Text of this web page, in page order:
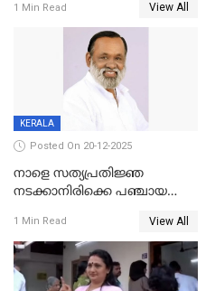
അന്വേഷിക്കും
1 Min Read View All
KERALA
Posted On 20-12-2025
നാളെ സത്യപ്രതിജ്ഞ
നടക്കാനിരിക്കെ പഞ്ചായത്ത്
1 Min Read View All